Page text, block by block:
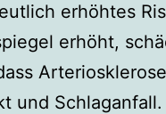
erhöhtes
erhöht,
und Schlaganfall.